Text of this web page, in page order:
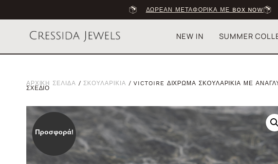
ΔΩΡΕΑΝ ΜΕΤΑΦΟΡΙΚΑ ΜΕ BOX NOW
NEW IN SUMMER
ΑΡΧΙΚΗ ΣΕΛΙΔΑ / ΣΚΟΥΛΑΡΙΚΙΑ / VICTOIRE ΔΙΧΡΩΜΑ ΣΚΟΥΛΑΡΙΚΙΑ ΜΕ
ΣΧΕΔΙΟ
Προσφορά!